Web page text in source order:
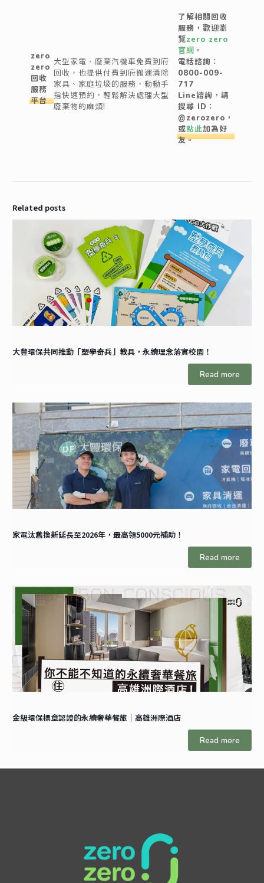
zero
zero
回收
服務
平台
大型家電、廢棄汽機車免費到府
回收，也提供付費到府搬運清除
家具、家庭垃圾的服務，動動手
指快速預約，輕鬆解決處理大型
廢棄物的麻煩!
了解相關回收
服務，歡迎瀏
覽zero zero
官網 。
電話諮詢：
0800-009-
717
Line諮詢，請
搜尋 ID：
@zerozero，
或點此加為好
友。
Related posts
大豐環保共同推動「塑學奇兵」教具，永續理念落實校園！
Read more
家電汰舊換新延長至2026年，最高領5000元補助！
Read more
金級環保標章認證的永續奢華餐旅｜高雄洲際酒店
Read more